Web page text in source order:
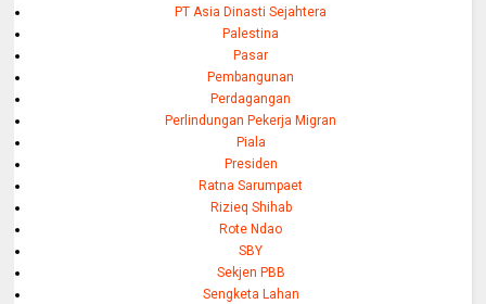
PT Asia Dinasti Sejahtera
Palestina
Pasar
Pembangunan
Perdagangan
Perlindungan Pekerja Migran
Piala
Presiden
Ratna Sarumpaet
Rizieq Shihab
Rote Ndao
SBY
Sekjen PBB
Sengketa Lahan